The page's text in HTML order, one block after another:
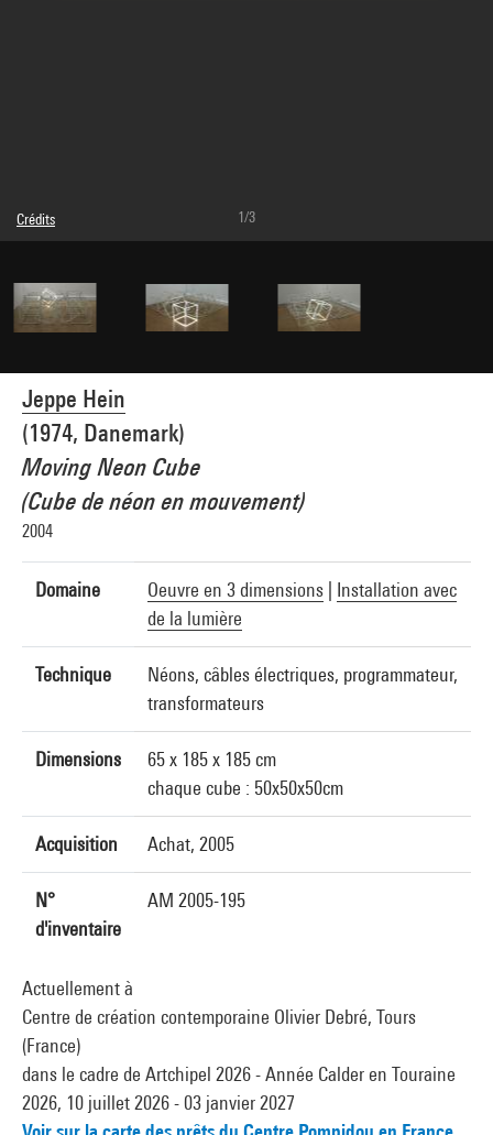
Jeppe Hein
(1974, Danemark)
Moving Neon Cube
(Cube de néon en mouvement)
2004
Domaine Oeuvre en 3 dimensions
Installation avec
de la lumière
Technique
Néons, câbles électriques, programmateur,
transformateurs
Dimensions
65 x 185 x 185 cm
chaque cube : 50x50x50cm
Acquisition Achat, 2005
N°
d'inventaire
AM 2005-195
Actuellement à
Centre de création contemporaine Olivier Debré, Tours
(France)
dans le cadre de Artchipel 2026 - Année Calder en Touraine
2026, 10 juillet 2026 - 03 janvier 2027
Crédits
Légende : Vue d'ensemble
Crédit photographique : Centre Pompidou, MNAM-CCI/Philippe Migeat/Dist.
GrandPalaisRmn
Réf. image : 4N02223
1/3